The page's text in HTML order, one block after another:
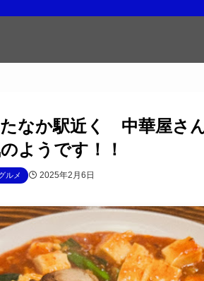
なか駅近く 中華屋さ
ようです！！
ルメ 2025年2月6日